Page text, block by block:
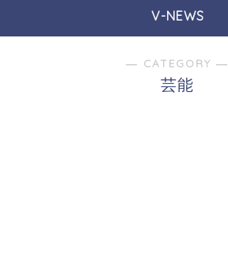
V-NEWS
― CATEGORY ―
芸能